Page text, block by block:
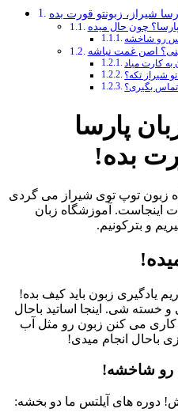
شیراز تکه؟
بگیری؟
پارسا
بده!
زبون توپ توی شیراز می گردی
اینجاست. آموزشگاه زبان
و بترکونیم.
یادگیری زبون باید کیف بده!
خسته شی. اینجا اساتید باحال
کاری می کنن زبون رو مثل آب
باحال انجام میدی!
رو شاخشه!
دوره های آیلتس ما دو بخشه: